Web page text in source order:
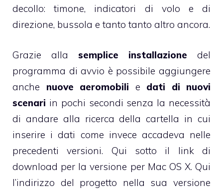
decollo: timone, indicatori di volo e di
direzione, bussola e tanto tanto altro ancora.
Grazie alla semplice installazione del
programma di avvio è possibile aggiungere
anche nuove aeromobili e dati di nuovi
scenari in pochi secondi senza la necessità
di andare alla ricerca della cartella in cui
inserire i dati come invece accadeva nelle
precedenti versioni. Qui sotto il link di
download per la versione per Mac OS X. Qui
l’indirizzo del progetto nella sua versione